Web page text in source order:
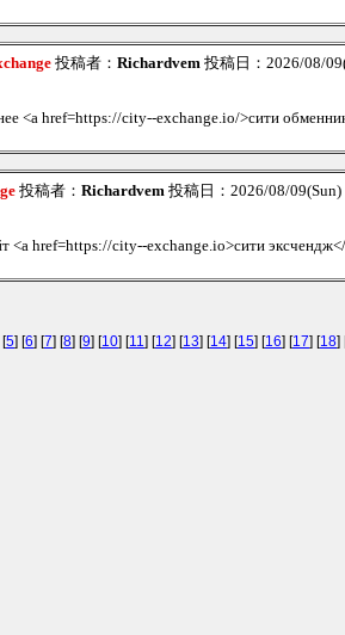
投稿者： Richardvem 投稿日：2026/08/
<a href=https://city--exchange.io/>сити
投稿者： Richardvem 投稿日：2026/08/
<a href=https://city--exchange.io>сити
[5] [6] [7] [8] [9] [10] [11] [12] [13] [14] [15] [16] [17] [18]